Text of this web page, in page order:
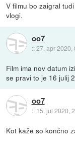
V filmu bo zaigral
vlogi.
oo7
::27. apr 2020,
Film ima nov datum
se pravi to je 16 julij
oo7
:: 15. jul 2020,
Kot kaže so končno